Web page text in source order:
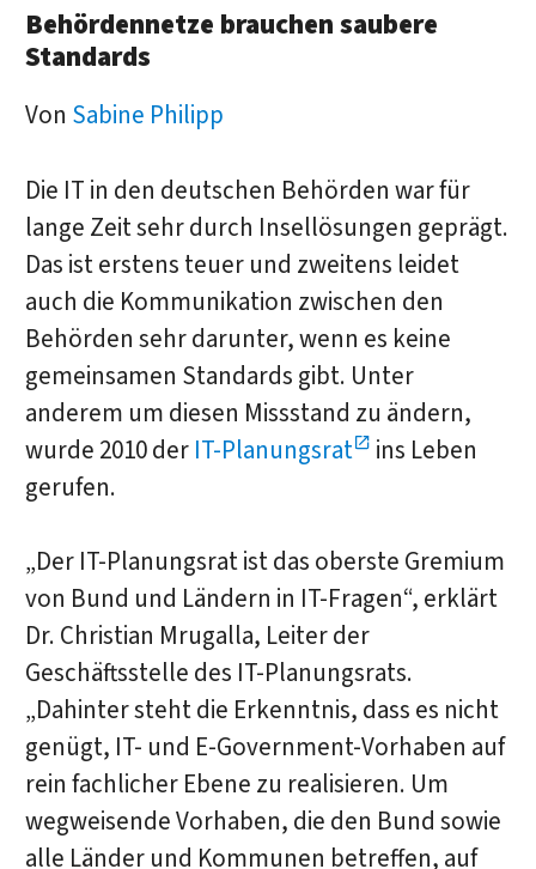
Behördennetze brauchen saubere
Standards
Von Sabine Philipp
Die IT in den deutschen Behörden war für
lange Zeit sehr durch Insellösungen geprägt.
Das ist erstens teuer und zweitens leidet
auch die Kommunikation zwischen den
Behörden sehr darunter, wenn es keine
gemeinsamen Standards gibt. Unter
anderem um diesen Missstand zu ändern,
wurde 2010 der IT-Planungsrat
ins Leben
gerufen.
„Der IT-Planungsrat ist das oberste Gremium
von Bund und Ländern in IT-Fragen“, erklärt
Dr. Christian Mrugalla, Leiter der
Geschäftsstelle des IT-Planungsrats.
„Dahinter steht die Erkenntnis, dass es nicht
genügt, IT- und E-Government-Vorhaben auf
rein fachlicher Ebene zu realisieren. Um
wegweisende Vorhaben, die den Bund sowie
alle Länder und Kommunen betreffen, auf